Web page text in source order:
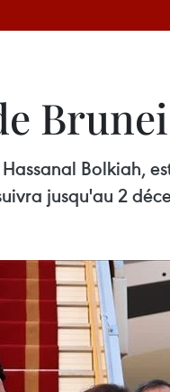
Bolkiah,
jusqu'au 2